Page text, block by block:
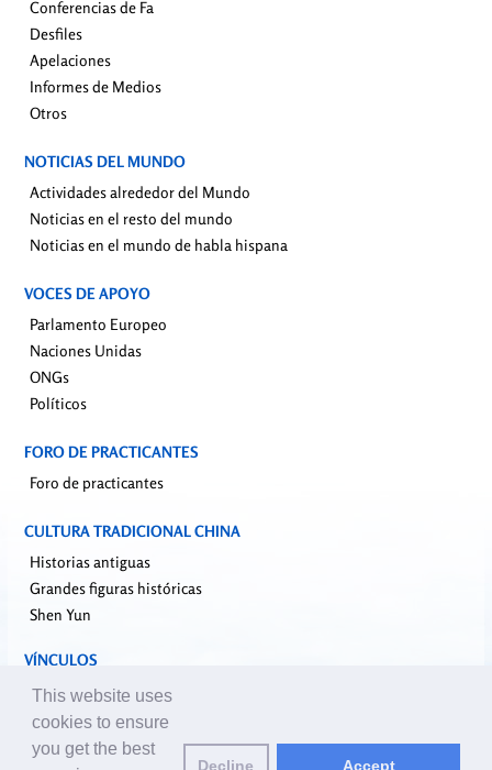
Conferencias de Fa
Desfiles
Apelaciones
Informes de Medios
Otros
NOTICIAS DEL MUNDO
Actividades alrededor del Mundo
Noticias en el resto del mundo
Noticias en el mundo de habla hispana
VOCES DE APOYO
Parlamento Europeo
Naciones Unidas
ONGs
Políticos
FORO DE PRACTICANTES
Foro de practicantes
CULTURA TRADICIONAL CHINA
Historias antiguas
Grandes figuras históricas
Shen Yun
VÍNCULOS
falundafa.org
faluninfo.net
minghui.org
This website uses
cookies to ensure
you get the best
Decline Accept